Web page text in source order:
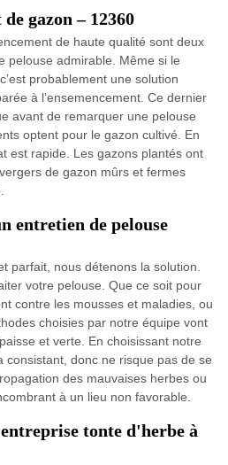
gazon – 12360
de haute qualité sont deux
pelouse admirable. Même si le
probablement une solution
à l’ensemencement. Ce dernier
avant de remarquer une pelouse
optent pour le gazon cultivé. En
est rapide. Les gazons plantés ont
de gazon mûrs et fermes
entretien de pelouse
parfait, nous détenons la solution.
votre pelouse. Que ce soit pour
contre les mousses et maladies, ou
choisies par notre équipe vont
et verte. En choisissant notre
consistant, donc ne risque pas de se
des mauvaises herbes ou
à un lieu non favorable.
tonte d'herbe à